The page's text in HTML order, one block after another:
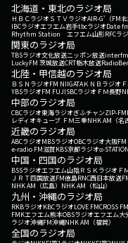
北海道・東北のラジオ局
ＨＢＣラジオＳＴＶラジオAIR-G'（FM北
IBCラジオエフエム岩手tbcラジオDate
Rhythm Station エフエム山形RFCラ
関東のラジオ局
TBSラジオ文化放送ニッポン放送interfm
LuckyFM 茨城放送CRT栃木放送
北陸・甲信越のラジオ局
ＢＳＮラジオFM NIIGATAＫＮＢラジオ
YBSラジオFM FUJISBCラジオ ＦＭ長野
中部のラジオ局
CBCラジオ東海ラジオぎふチャンZIP-FM
レディオキューブ ＦＭ三重NHK AM（名
近畿のラジオ局
ABCラジオMBSラジオOBCラジオ大阪FM
e-radio FM滋賀KBS京都ラジオα-
中国・四国のラジオ局
BSSラジオエフエム山陰ＲＳＫラジオ Ｆ
ＪＲＴ四国放送FM徳島RNC西日本放送
NHK AM（広島） NHK AM（松山）
九州・沖縄のラジオ局
RKBラジオKBCラジオLOVE FMCROSS FM
FMKエフエム熊本OBSラジオエフエム大
ラジオ沖縄FM沖縄NHK AM（福岡）
全国のラジオ局